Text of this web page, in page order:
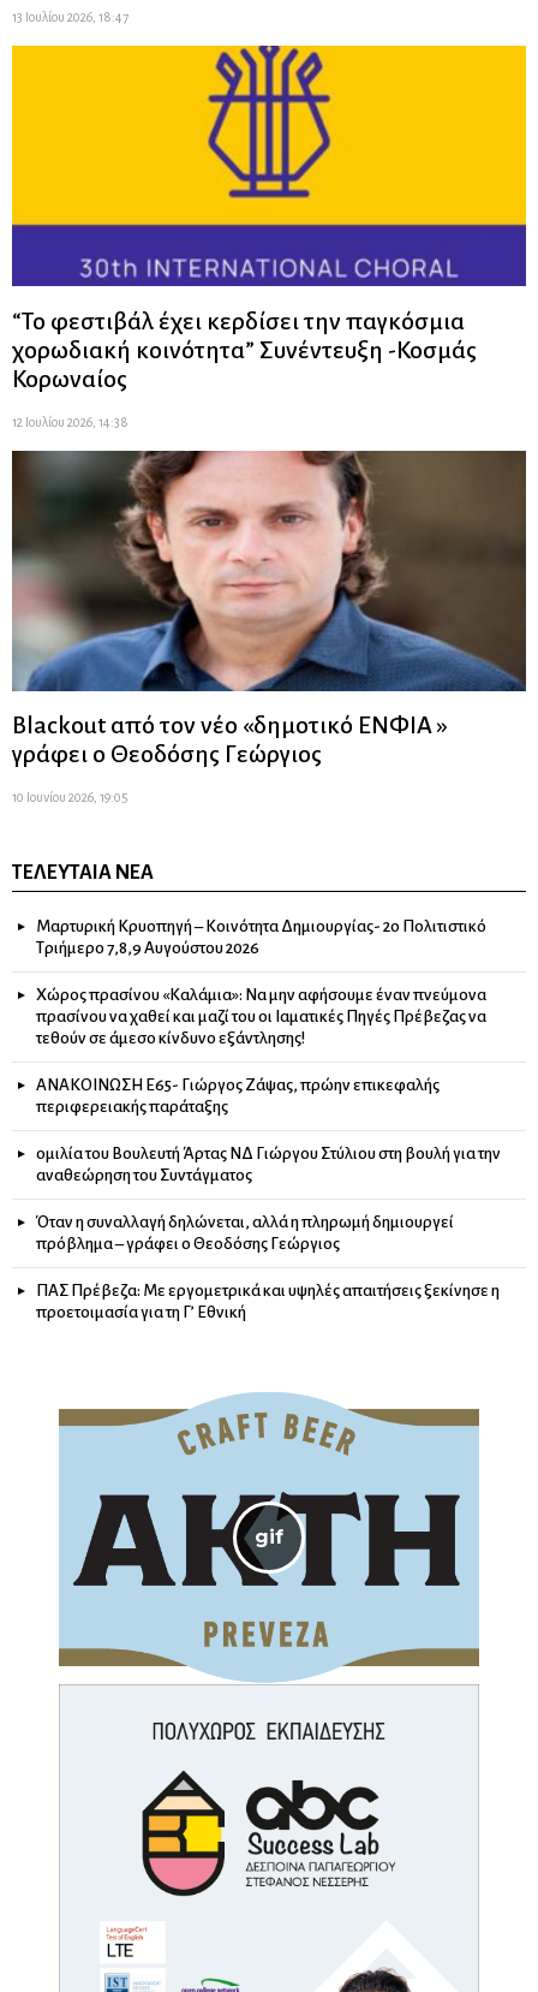
13 Ιουλίου 2026, 18:47
“Το φεστιβάλ έχει κερδίσει την παγκόσμια
χορωδιακή κοινότητα” Συνέντευξη -Κοσμάς
Κορωναίος
12 Ιουλίου 2026, 14:38
Blackout από τον νέο «δημοτικό ΕΝΦΙΑ »
γράφει ο Θεοδόσης Γεώργιος
10 Ιουνίου 2026, 19:05
ΤΕΛΕΥΤΑΊΑ ΝΈΑ
Μαρτυρική Κρυοπηγή – Κοινότητα Δημιουργίας- 2ο Πολιτιστικό
Τριήμερο 7,8,9 Αυγούστου 2026
Χώρος πρασίνου «Καλάμια»: Να μην αφήσουμε έναν πνεύμονα
πρασίνου να χαθεί και μαζί του οι Ιαματικές Πηγές Πρέβεζας να
τεθούν σε άμεσο κίνδυνο εξάντλησης!
ΑΝΑΚΟΙΝΩΣΗ Ε65- Γιώργος Ζάψας, πρώην επικεφαλής
περιφερειακής παράταξης
ομιλία του Βουλευτή Άρτας ΝΔ Γιώργου Στύλιου στη βουλή για την
αναθεώρηση του Συντάγματος
Όταν η συναλλαγή δηλώνεται, αλλά η πληρωμή δημιουργεί
πρόβλημα – γράφει ο Θεοδόσης Γεώργιος
ΠΑΣ Πρέβεζα: Με εργομετρικά και υψηλές απαιτήσεις ξεκίνησε η
προετοιμασία για τη Γ’ Εθνική